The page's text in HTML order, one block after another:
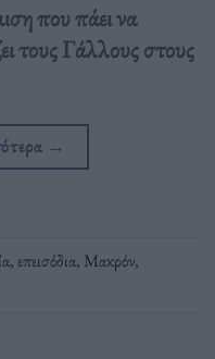
που πάει να
τους Γάλλους στους
→
, επεισόδια, Μακρόν,